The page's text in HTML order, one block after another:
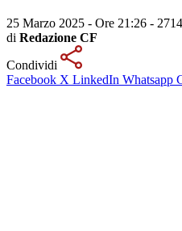
25 Marzo 2025 - Ore 21:26 -
di Redazione CF
Condividi
Facebook X LinkedIn Whatsapp